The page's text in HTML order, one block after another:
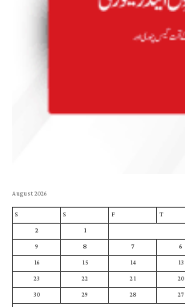
August 2026
T
F
S
S
1
2
6
7
8
9
13
14
15
16
20
21
22
23
27
28
29
30